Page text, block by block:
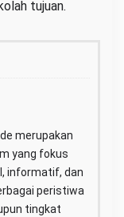
tujuan.
merupakan
yang fokus
informatif, dan
peristiwa
tingkat